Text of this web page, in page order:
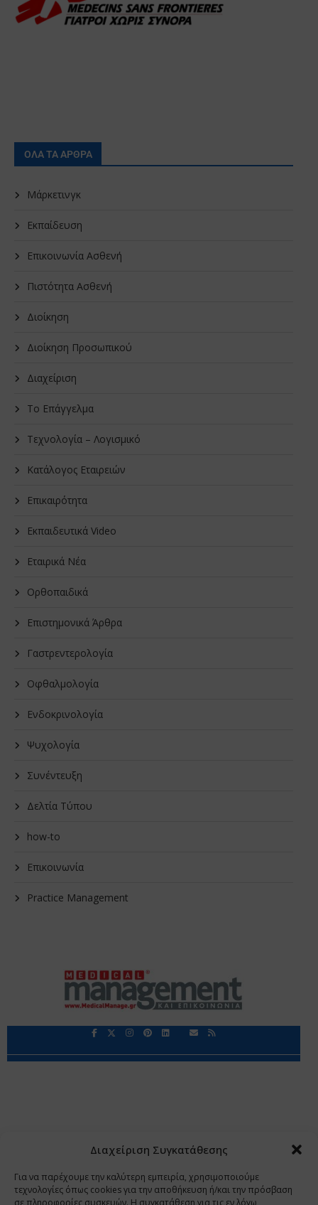
Διαχείριση Συγκατάθεσης
Για να παρέχουμε την καλύτερη εμπειρία, χρησιμοποιούμε
τεχνολογίες όπως cookies για την αποθήκευση ή/και την πρόσβαση
σε πληροφορίες συσκευών. Η συγκατάθεση για τις εν λόγω
ΟΛΑ ΤΑ ΑΡΘΡΑ
Μάρκετινγκ
Εκπαίδευση
Επικοινωνία Ασθενή
Πιστότητα Ασθενή
Διοίκηση
Διοίκηση Προσωπικού
Διαχείριση
Το Επάγγελμα
Τεχνολογία – Λογισμικό
Κατάλογος Εταιρειών
Επικαιρότητα
Εκπαιδευτικά Video
Εταιρικά Νέα
Oρθοπαιδικά
Επιστημονικά Άρθρα
Γαστρεντερολογία
Οφθαλμολογία
Ενδοκρινολογία
Ψυχολογία
Συνέντευξη
Δελτία Τύπου
how-to
Επικοινωνία
Practice Management
Copyright 2009 - 2026 © Χαραμή Α.Ε.